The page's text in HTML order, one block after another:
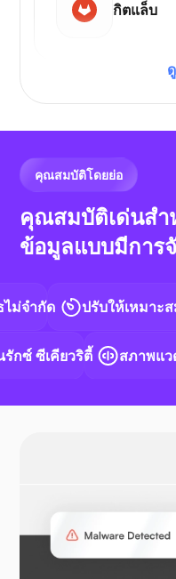
กิตแล็บ
รหัส VS
เอ็น8เอ็น
คุณสมบัติโดยย่อ
คุณสมบัติเด่นสำ
ข้อมูลแบบมีการ
กัด ปรับให้เหมาะสมด้ว
ซีเคียวริตี้ สภาพแวด